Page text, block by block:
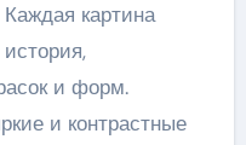
картина
и форм.
и контрастные